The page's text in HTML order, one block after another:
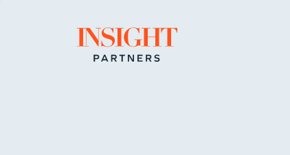
Go to home page